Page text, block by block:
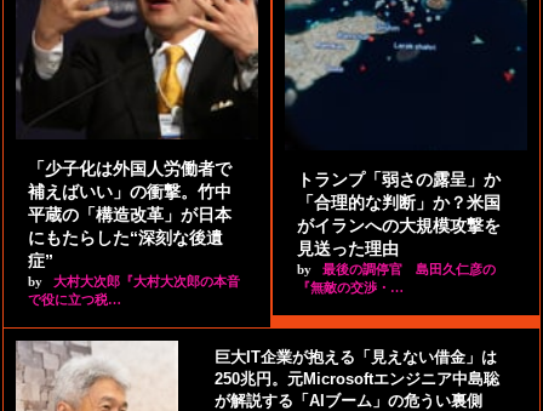
「少子化は外国人労働者で
補えばいい」の衝撃。竹中
平蔵の「構造改革」が日本
にもたらした“深刻な後遺
症”
by
大村大次郎『大村大次郎の本音
で役に立つ税…
トランプ「弱さの露呈」か
「合理的な判断」か？米国
がイランへの大規模攻撃を
見送った理由
by
最後の調停官 島田久仁彦の
『無敵の交渉・…
巨大IT企業が抱える「見えない借金」は
250兆円。元Microsoftエンジニア中島聡
が解説する「AIブーム」の危うい裏側